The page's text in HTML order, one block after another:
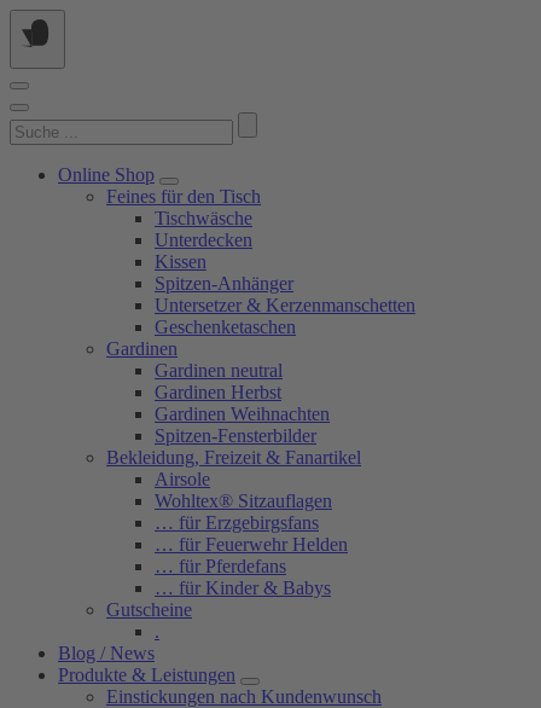
Springe
zum
Suchen
nach:
Online Shop
Feines für den Tisch
Tischwäsche
Unterdecken
Kissen
Spitzen-Anhänger
Untersetzer & Kerzenmanschetten
Geschenketaschen
Gardinen
Gardinen neutral
Gardinen Herbst
Gardinen Weihnachten
Spitzen-Fensterbilder
Bekleidung, Freizeit & Fanartikel
Airsole
Wohltex® Sitzauflagen
… für Erzgebirgsfans
… für Feuerwehr Helden
… für Pferdefans
… für Kinder & Babys
Gutscheine
.
Blog / News
Produkte & Leistungen
Einstickungen nach Kundenwunsch